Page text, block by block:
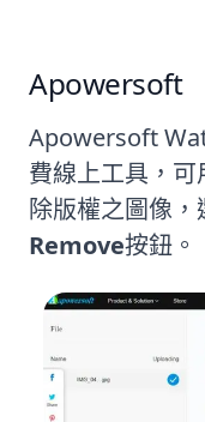
Apowersoft
Apowersoft
費線上工具，
除版權之圖像
Remove按鈕。